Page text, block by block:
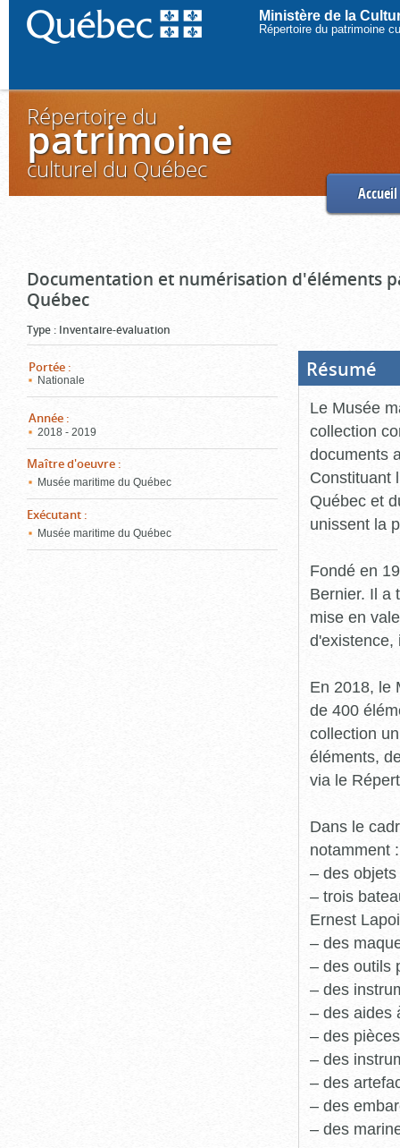
Ministère de la
Répertoire du patrimoine
Répertoire du
patrimoine
culturel du Québec
Accueil
Documentation et numérisation d'éléments
Québec
Type : Inventaire-évaluation
Portée :
Nationale
Année :
2018 - 2019
Maître d'oeuvre :
Musée maritime du Québec
Exécutant :
Musée maritime du Québec
Résumé
Le Musée
collection
documents
Constituant
Québec et
unissent la
Fondé en
Bernier. Il a
mise en
d'existence,
En 2018, le
de 400
collection
éléments,
via le
Dans le
notamment :
– des
– trois
Ernest
– des
– des outils
– des
– des aides
– des
– des
– des
– des
– des